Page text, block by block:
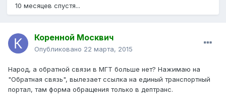
10 месяцев спустя...
Коренной Москвич
Опубликовано 22 марта, 2015
Народ, а обратной связи в МГТ больше нет? Нажимаю на
"Обратная связь", вылезает ссылка на единый транспортный
портал, там форма обращения только в дептранс.